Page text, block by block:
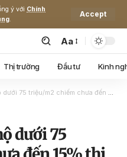
ý với Chính
.
Accept
Aa
Thị trường Đầu tư Kinh
m2 chiếm chưa đến 15% thị trường sơ cấp
dưới 75